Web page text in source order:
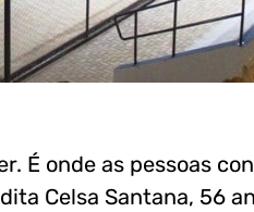
É onde as pessoas
Celsa Santana, 56